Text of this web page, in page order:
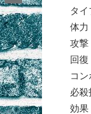
タ
体力
攻撃
回
コ
必殺
効果